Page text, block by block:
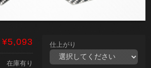
¥5,093
在庫有り
仕上がり